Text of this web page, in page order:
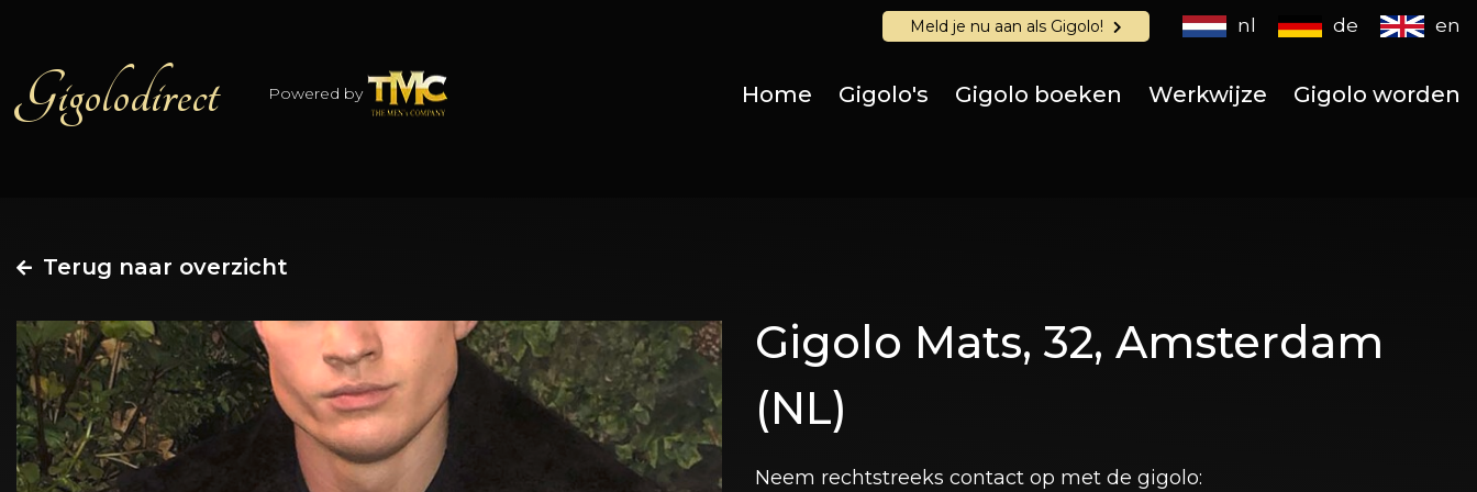
Meld je nu aan als Gigolo! nl de en
Gigolodirect Powered by Home Gigolo's Gigolo boeken Werkwijze Gigolo worden
Terug naar overzicht
Gigolo Mats,32, Amsterdam
(NL)
Neem rechtstreeks contact op met de gigolo: